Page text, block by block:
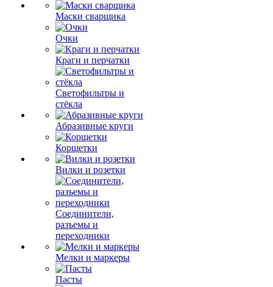
Маски сварщика
Очки
Краги и перчатки
Светофильтры и
стёкла
Абразивные круги
Корщетки
Вилки и розетки
Соединители,
разъемы и
переходники
Мелки и маркеры
Пасты